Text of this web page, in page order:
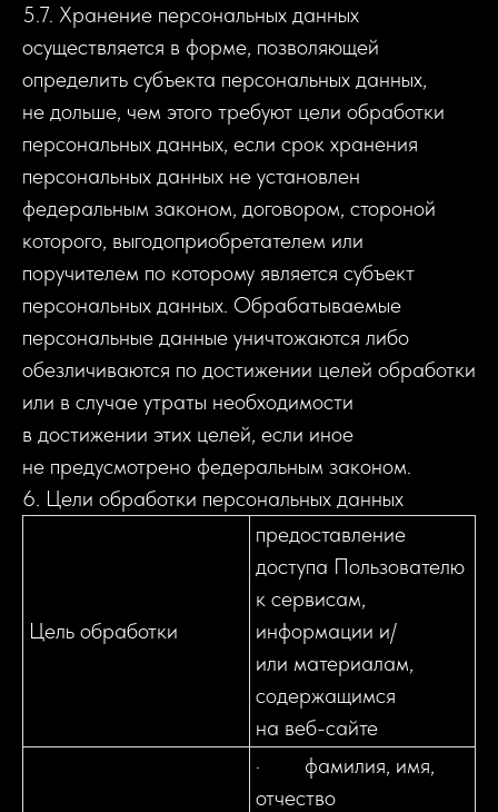
5.7. Хранение персональных данных
осуществляется в форме, позволяющей
определить субъекта персональных данных,
не дольше, чем этого требуют цели обработки
персональных данных, если срок хранения
персональных данных не установлен
федеральным законом, договором, стороной
которого, выгодоприобретателем или
поручителем по которому является субъект
персональных данных. Обрабатываемые
персональные данные уничтожаются либо
обезличиваются по достижении целей обработки
или в случае утраты необходимости
в достижении этих целей, если иное
не предусмотрено федеральным законом.
6. Цели обработки персональных данных
Цель обработки
предоставление
доступа Пользователю
к сервисам,
информации и/
или материалам,
содержащимся
на веб-сайте
· фамилия, имя,
отчество